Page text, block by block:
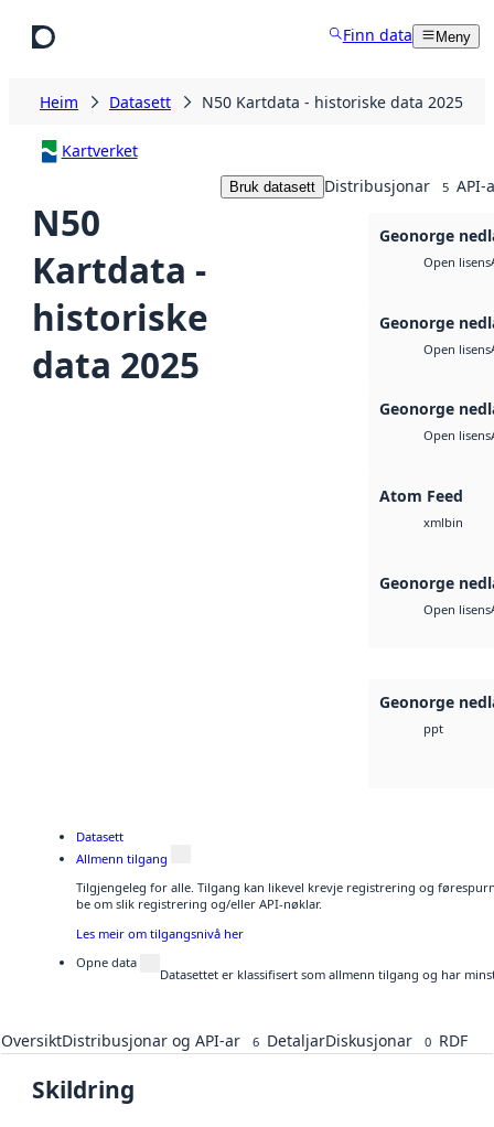
Finn data Meny
Heim Datasett N50 Kartdata - historiske data 2025
Kartverket
N50
Kartdata -
historiske
data 2025
Bruk datasett Distribusjonar 5 API-
Geonorge
Open lisens
Geonorge
Open lisens
Geonorge
Open lisens
Atom Feed
xmlbin
Geonorge
Open lisens
Geonorge
ppt
Datasett
Allmenn tilgang
Tilgjengeleg for alle. Tilgang kan likevel krevje registrering og
be om slik registrering og/eller API-nøklar.
Les meir om tilgangsnivå her
Opne data
Datasettet er klassifisert som allmenn tilgang og har
OversiktDistribusjonar og API-ar 6 DetaljarDiskusjonar 0 RDF
Skildring